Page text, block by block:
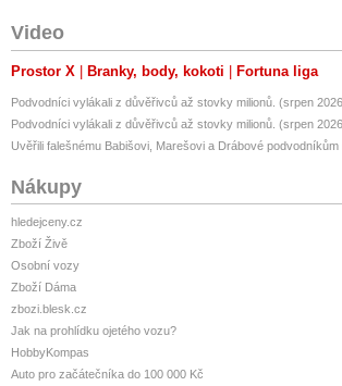
Video
Prostor X Branky, body, kokoti Fortuna liga
Podvodníci vylákali z důvěřivců až stovky milionů. (srpen
Podvodníci vylákali z důvěřivců až stovky milionů. (srpen
Uvěřili falešnému Babišovi, Marešovi a Drábové
Nákupy
hledejceny.cz
Zboží Živě
Osobní vozy
Zboží Dáma
zbozi.blesk.cz
Jak na prohlídku ojetého vozu?
HobbyKompas
Auto pro začátečníka do 100 000 Kč